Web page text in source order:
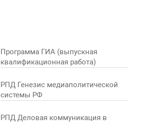
Программа ГИА (выпускная
квалификационная работа)
РПД Генезис медиаполитической
системы РФ
РПД Деловая коммуникация в